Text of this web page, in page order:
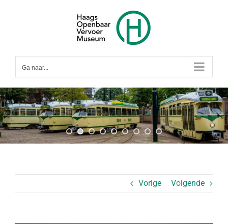
Ga naar...
Vorige Volgende